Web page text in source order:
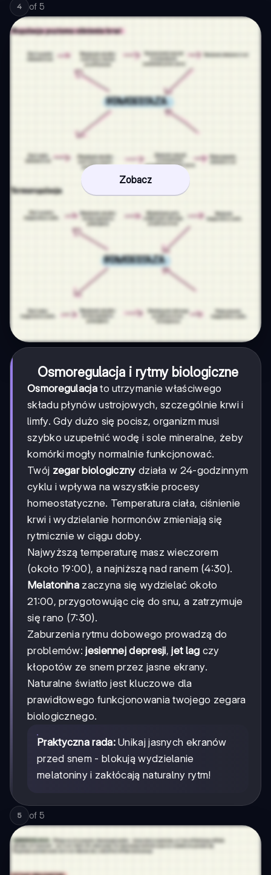
4 of 5
Zobacz
Osmoregulacja i rytmy biologiczne
Osmoregulacjato utrzymanie właściwego
składu płynów ustrojowych, szczególnie krwi i
limfy. Gdy dużo się pocisz, organizm musi
szybko uzupełnić wodę i sole mineralne, żeby
komórki mogły normalnie funkcjonować.
Twój zegar biologiczny działa w 24-godzinnym
cyklu i wpływa na wszystkie procesy
homeostatyczne. Temperatura ciała, ciśnienie
krwi i wydzielanie hormonów zmieniają się
rytmicznie w ciągu doby.
Najwyższą temperaturę masz wieczorem
(około 19:00), a najniższą nad ranem (4:30).
Melatonina zaczyna się wydzielać około
21:00, przygotowując cię do snu, a zatrzymuje
się rano (7:30).
Zaburzenia rytmu dobowego prowadzą do
problemów:jesiennej depresji,jet lag czy
kłopotów ze snem przez jasne ekrany.
Naturalne światło jest kluczowe dla
prawidłowego funkcjonowania twojego zegara
biologicznego.
Praktyczna rada:Unikaj jasnych ekranów
przed snem - blokują wydzielanie
melatoniny i zakłócają naturalny rytm!
5 of 5